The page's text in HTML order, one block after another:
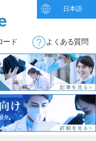
日本語
ード よくある質問